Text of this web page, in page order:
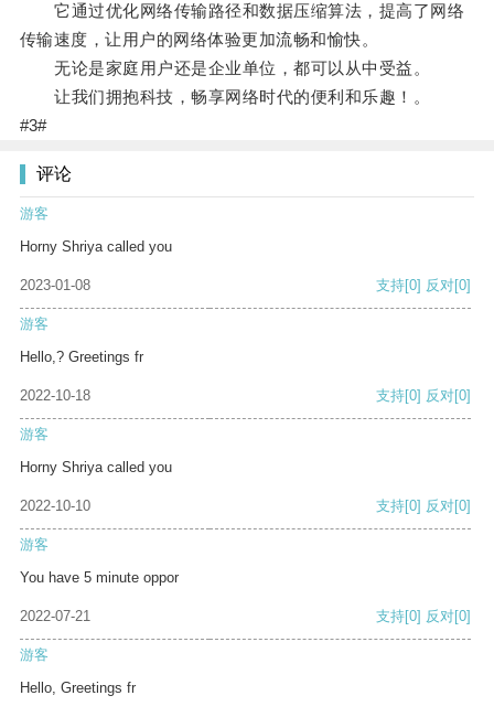
它通过优化网络传输路径和数据压缩算法，提高了网络
传输速度，让用户的网络体验更加流畅和愉快。
无论是家庭用户还是企业单位，都可以从中受益。
让我们拥抱科技，畅享网络时代的便利和乐趣！。
#3#
评论
游客
Horny Shriya called you
2023-01-08 支持[0] 反对[0]
游客
Hello,? Greetings fr
2022-10-18 支持[0] 反对[0]
游客
Horny Shriya called you
2022-10-10 支持[0] 反对[0]
游客
You have 5 minute oppor
2022-07-21 支持[0] 反对[0]
游客
Hello, Greetings fr